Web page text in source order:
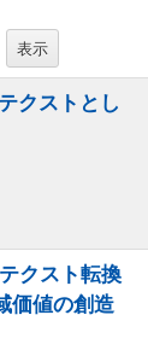
クストとし
クスト転換
価値の創造